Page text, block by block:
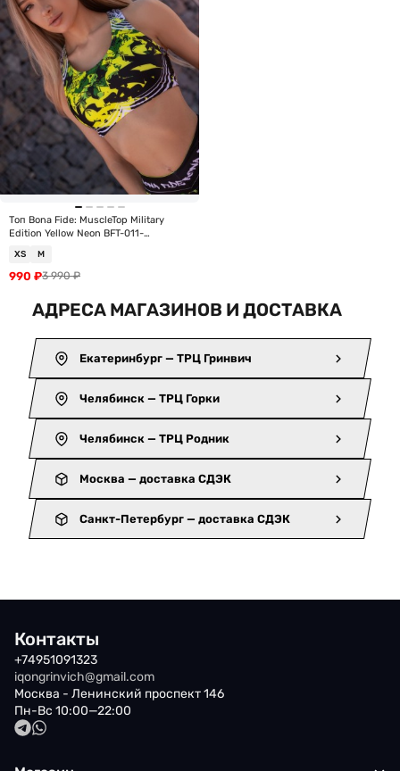
Топ Bona Fide: MuscleTop Military
Edition Yellow Neon BFT-011-
XS M
3 990₽
990 ₽
АДРЕСА МАГАЗИНОВ И ДОСТАВКА
Екатеринбург — ТРЦ Гринвич
Челябинск — ТРЦ Горки
Челябинск — ТРЦ Родник
Москва — доставка СДЭК
Санкт-Петербург — доставка СДЭК
Контакты
+74951091323
iqongrinvich@gmail.com
Москва - Ленинский проспект 146
Пн-Вс 10:00—22:00